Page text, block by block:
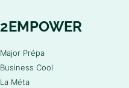
2EMPOWER
Major Prépa
Business Cool
La Méta